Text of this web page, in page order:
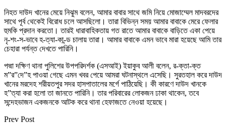
নিহত দাউদ খানের মেয়ে নিঝুম বলেন, আমার বাবার সাথে জমি নিয়ে মোজাম্মেল মাদবরদের
সাথে পূর্ব থেকেই বিরোধ চলে আসছিলো। তারা বিভিন্ন সময় আমার বাবাকে মেরে ফেলার
হুমকি প্রদান করতো। তারই ধারাবাহিকতায় গত রাতে আমার বাবাকে বাড়িতে একা পেয়ে
নৃ-শং-স-ভাবে হ-ত্যা-কা-ন্ড চালায় তারা। আমার বাবাকে এমন ভাবে মারা হয়েছে আমি তার
চেহারা পর্যন্ত দেখতে পারিনি।
পদ্মা দক্ষিণ থানা পুলিশের উপপরিদর্শক (এসআই) ইয়াকুব আলী বলেন, র-ক্তা-ক্ত
ম”র”দে”হ পাওয়া গেছে এমন খবর পেয়ে আমরা ঘটনাস্থলে এসেছি। সুরতহাল করে দাউদ
খানের মরদেহ শরীয়তপুর সদর হাসপাতালের মর্গে পাঠিয়েছি। কী কারণে দাউদ খানকে
হ”ত্যা করা হলো তা জানতে পারিনি। তার পরিবারের লোকজন ঢাকা থাকেন, তবে
সন্দেহভাজন একজনকে আটক করে থানা হেফাজতে নেওয়া হয়েছে।
Prev Post